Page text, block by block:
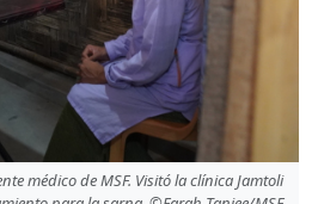
médico de MSF. Visitó la clínica Jamtoli